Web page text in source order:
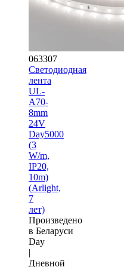
063307
Светодиодная
лента
UL-
A70-
8mm
24V
Day5000
(3
W/m,
IP20,
10m)
(Arlight,
7
лет)
Произведено
в Беларуси
Day
|
Дневной